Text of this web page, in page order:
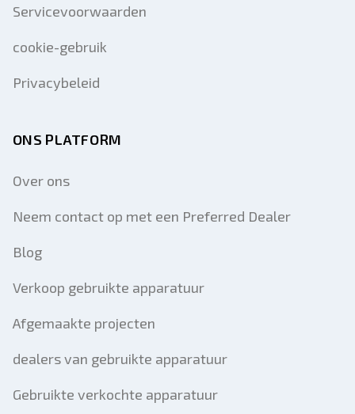
Servicevoorwaarden
cookie-gebruik
Privacybeleid
ONS PLATFORM
Over ons
Neem contact op met een Preferred Dealer
Blog
Verkoop gebruikte apparatuur
Afgemaakte projecten
dealers van gebruikte apparatuur
Gebruikte verkochte apparatuur